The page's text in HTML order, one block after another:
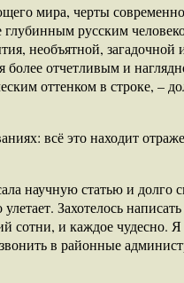
мира, черты
русским
необъятной,
отчетливым и
оттенком в строке, –
всё это находит
научную статью и долго
Захотелось
сотни, и каждое чудесно.
в районные